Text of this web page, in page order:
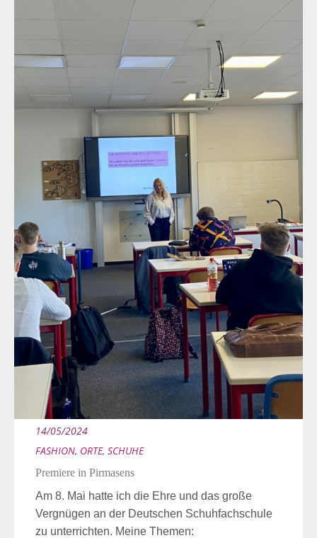
14/05/2024
FASHION, ORTE, SCHUHE
Premiere in Pirmasens
Am 8. Mai hatte ich die Ehre und das große
Vergnügen an der Deutschen Schuhfachschule
zu unterrichten. Meine Themen: